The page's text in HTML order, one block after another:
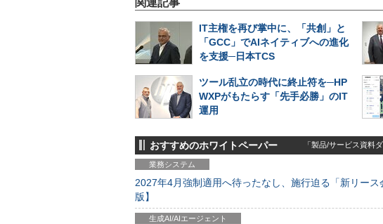
関連記事
IT主権を再び掌中に、「共創」と
「GCC」でAIネイティブへの進化
を支援─日本TCS
ツール乱立の時代に終止符を─HP
WXPがもたらす「先手必勝」のIT
運用
おすすめのホワイトペーパー 「製品/サービス資料
業務システム
2027年4月強制適用へ待ったなし、施行迫る「新リー
版】
生成AI/AIエージェント